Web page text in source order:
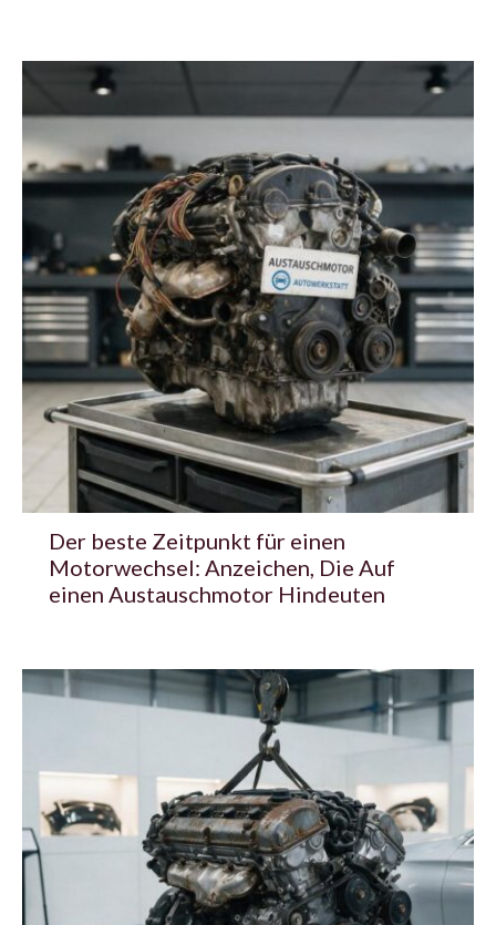
Der beste Zeitpunkt für einen
Motorwechsel: Anzeichen, Die Auf
einen Austauschmotor Hindeuten